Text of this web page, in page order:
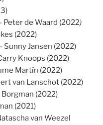
Peter de Waard (2022)
(2022)
Sunny Jansen (2022)
Knoops (2022)
Martín (2022)
van Lanschot (2022)
Borgman (2022)
(2021)
van Weezel